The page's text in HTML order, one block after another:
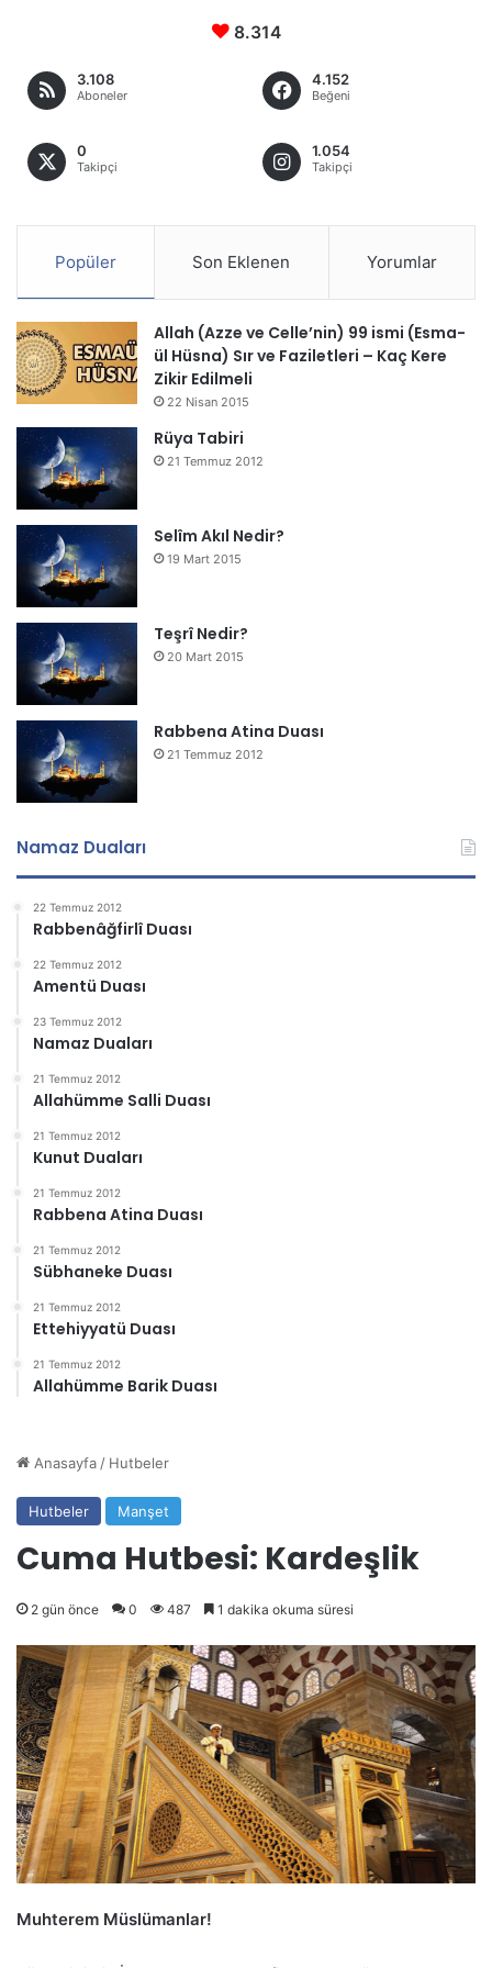
8.314
3.108
Aboneler
4.152
Beğeni
0
Takipçi
1.054
Takipçi
Popüler Son Eklenen Yorumlar
Allah (Azze ve Celle’nin) 99 ismi (Esma-
ül Hüsna) Sır ve Faziletleri – Kaç Kere
Zikir Edilmeli
22 Nisan 2015
Rüya Tabiri
21 Temmuz 2012
Selîm Akıl Nedir?
19 Mart 2015
Teşrî Nedir?
20 Mart 2015
Rabbena Atina Duası
21 Temmuz 2012
Namaz Duaları
22 Temmuz 2012
Rabbenâğfirlî Duası
22 Temmuz 2012
Amentü Duası
23 Temmuz 2012
Namaz Duaları
21 Temmuz 2012
Allahümme Salli Duası
21 Temmuz 2012
Kunut Duaları
21 Temmuz 2012
Rabbena Atina Duası
21 Temmuz 2012
Sübhaneke Duası
21 Temmuz 2012
Ettehiyyatü Duası
21 Temmuz 2012
Allahümme Barik Duası